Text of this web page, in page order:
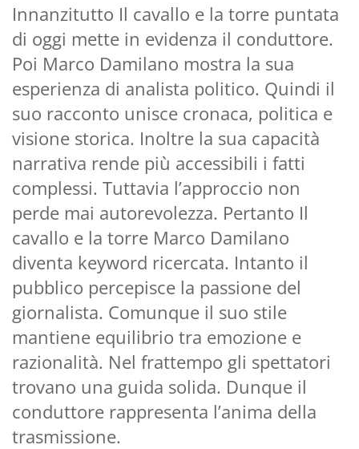
Innanzitutto Il cavallo e la torre puntata
di oggi mette in evidenza il conduttore.
Poi Marco Damilano mostra la sua
esperienza di analista politico. Quindi il
suo racconto unisce cronaca, politica e
visione storica. Inoltre la sua capacità
narrativa rende più accessibili i fatti
complessi. Tuttavia l’approccio non
perde mai autorevolezza. Pertanto Il
cavallo e la torre Marco Damilano
diventa keyword ricercata. Intanto il
pubblico percepisce la passione del
giornalista. Comunque il suo stile
mantiene equilibrio tra emozione e
razionalità. Nel frattempo gli spettatori
trovano una guida solida. Dunque il
conduttore rappresenta l’anima della
trasmissione.